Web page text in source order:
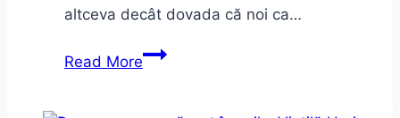
altceva decât dovada că noi ca…
Read MoreSunt